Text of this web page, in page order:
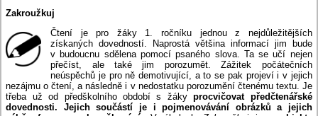
Zakroužkuj
Čtení je pro žáky 1. ročníku jednou z nejdůležitějších
získaných dovedností. Naprostá většina informací jim bude
v budoucnu sdělena pomocí psaného slova. Ta se učí nejen
přečíst, ale také jim porozumět. Zážitek počátečních
neúspěchů je pro ně demotivující, a to se pak projeví i v jejich
nezájmu o čtení, a následně i v nedostatku porozumění čtenému textu. Je
třeba už od předškolního období s žákyprocvičovat předčtenářské
dovednosti. Jejich součástí je i pojmenovávání obrázků a jejich